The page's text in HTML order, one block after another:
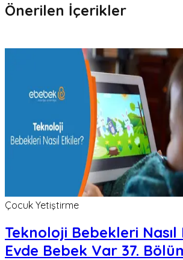
Önerilen İçerikler
Çocuk Yetiştirme
Teknoloji Bebekleri
Evde Bebek Var 37.